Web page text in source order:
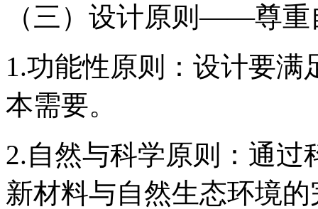
（三）设计原则——尊重
1.功能性原则：设计要
本需要。
2.自然与科学原则：通
新材料与自然生态环境